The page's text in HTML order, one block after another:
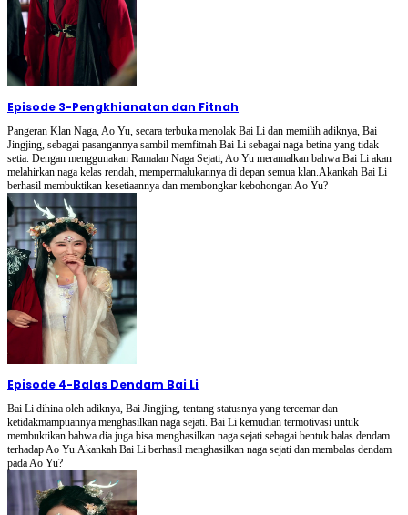
Episode 3-Pengkhianatan dan Fitnah
Pangeran Klan Naga, Ao Yu, secara terbuka menolak Bai Li dan memilih adiknya, Bai
Jingjing, sebagai pasangannya sambil memfitnah Bai Li sebagai naga betina yang tidak
setia. Dengan menggunakan Ramalan Naga Sejati, Ao Yu meramalkan bahwa Bai Li akan
melahirkan naga kelas rendah, mempermalukannya di depan semua klan.Akankah Bai Li
berhasil membuktikan kesetiaannya dan membongkar kebohongan Ao Yu?
Episode 4-Balas Dendam Bai Li
Bai Li dihina oleh adiknya, Bai Jingjing, tentang statusnya yang tercemar dan
ketidakmampuannya menghasilkan naga sejati. Bai Li kemudian termotivasi untuk
membuktikan bahwa dia juga bisa menghasilkan naga sejati sebagai bentuk balas dendam
terhadap Ao Yu.Akankah Bai Li berhasil menghasilkan naga sejati dan membalas dendam
pada Ao Yu?